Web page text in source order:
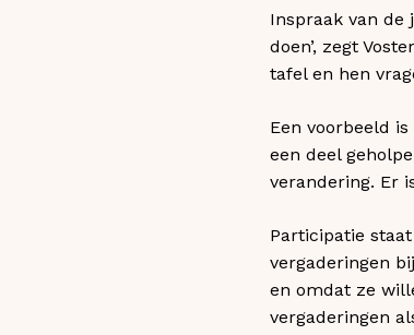
Inspraak van de
doen’, zegt
tafel en hen
Een voorbeeld
een deel
verandering. Er
Participatie
vergaderingen
en omdat ze
vergaderingen